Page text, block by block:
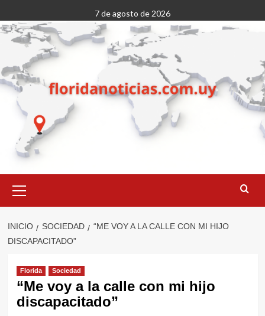
al
contenido
7 de agosto de 2026
primario
INICIO SOCIEDAD
“ME VOY A LA CALLE CON MI HIJO
DISCAPACITADO”
Florida Sociedad
“Me voy a la calle con mi hijo
discapacitado”